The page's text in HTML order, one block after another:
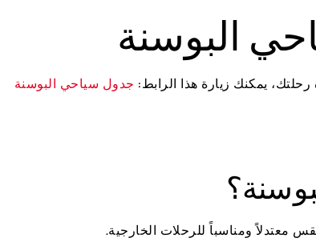
البوسنة
يمكنك زيارة هذا الرابط: جدول سياحي البوسنة
معتدلاً ومناسباً للرحلات الخارجية.